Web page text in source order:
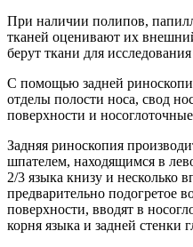
При наличии полипов,
тканей оценивают их
берут ткани для
С помощью задней
отделы полости носа, свод
поверхности и
Задняя риноскопия
шпателем, находящимся в
2/3 языка книзу и несколько
предварительно подогретое
поверхности, вводят в
корня языка и задней стенки